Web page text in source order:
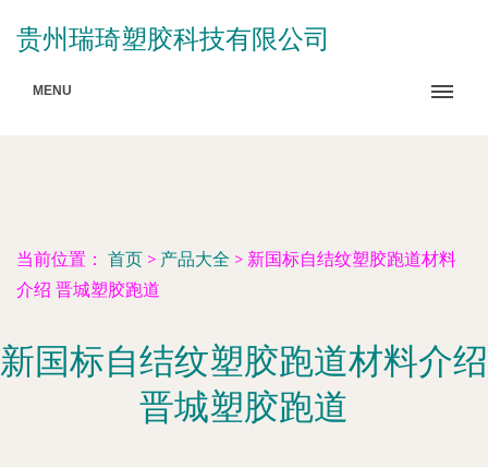
贵州瑞琦塑胶科技有限公司
MENU
当前位置： 首页 > 产品大全 > 新国标自结纹塑胶跑道材料
介绍 晋城塑胶跑道
新国标自结纹塑胶跑道材料介绍
晋城塑胶跑道